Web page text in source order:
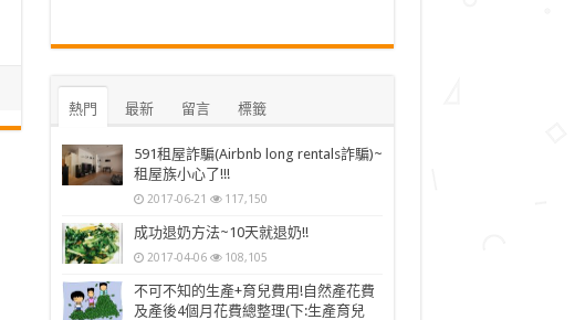
熱門 最新 留言 標籤
591租屋詐騙(Airbnb long rentals詐騙)~
租屋族小心了!!!
2017-06-21 117,150
成功退奶方法~10天就退奶!!
2017-04-06 108,105
不可不知的生產+育兒費用!自然產花費
及產後4個月花費總整理(下:生產育兒